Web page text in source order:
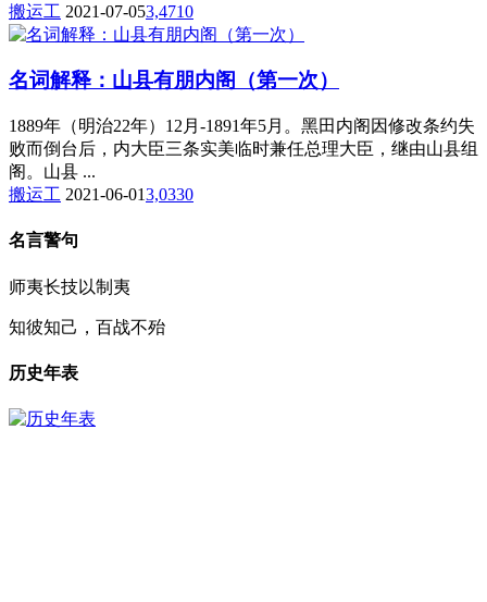
搬运工 2021-07-053,4710
名词解释：山县有朋内阁（第一次）
1889年（明治22年）12月-1891年5月。黑田内阁因修改条约失
败而倒台后，内大臣三条实美临时兼任总理大臣，继由山县组
阁。山县 ...
搬运工 2021-06-013,0330
名言警句
师夷长技以制夷
知彼知己，百战不殆
历史年表